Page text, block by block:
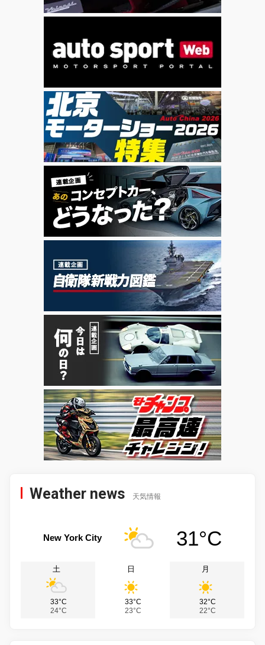
Weather news 天気情報
New York City 31°C
土
33°C
24°C
日
33°C
23°C
月
32°C
22°C